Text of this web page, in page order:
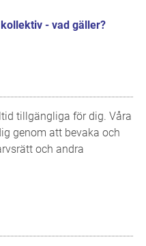
- vad gäller?
tillgängliga för dig. Våra
genom att bevaka och
och andra